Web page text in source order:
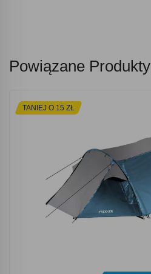
Powiązane Produkty
TANIEJ O 15 ZŁ